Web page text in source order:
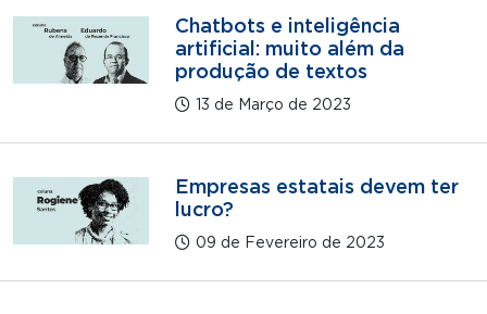
Chatbots e inteligência
artificial: muito além da
produção de textos
13 de Março de 2023
Empresas estatais devem ter
lucro?
09 de Fevereiro de 2023